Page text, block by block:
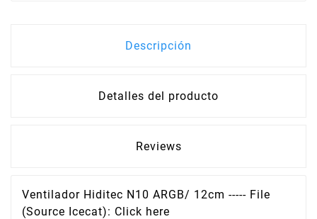
Descripción
Detalles del producto
Reviews
Ventilador Hiditec N10 ARGB/ 12cm ----- File
(Source Icecat): Click here